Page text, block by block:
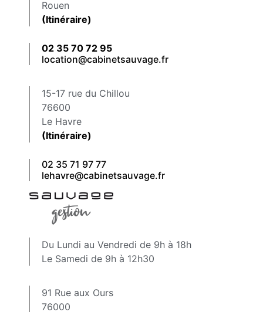
Rouen
(Itinéraire)
02 35 70 72 95
location@cabinetsauvage.fr
15-17 rue du Chillou
76600
Le Havre
(Itinéraire)
02 35 71 97 77
lehavre@cabinetsauvage.fr
Du Lundi au Vendredi de 9h à 18h
Le Samedi de 9h à 12h30
91 Rue aux Ours
76000